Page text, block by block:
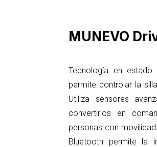
MUNEVO
Tecnología en
permite controlar la
Utiliza sensores
convertirlos en
personas con
Bluetooth permite la